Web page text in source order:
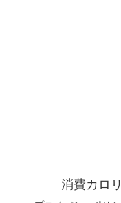
消費カロ